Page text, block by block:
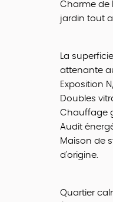
Charme de
jardin tout
La
attenante
Exposition
Doubles
Chauffage
Audit
Maison de
d'origine.
Quartier